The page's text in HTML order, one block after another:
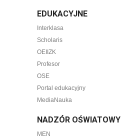
EDUKACYJNE
Interklasa
Scholaris
OEIIZK
Profesor
OSE
Portal edukacyjny
MediaNauka
NADZÓR OŚWIATOWY
MEN